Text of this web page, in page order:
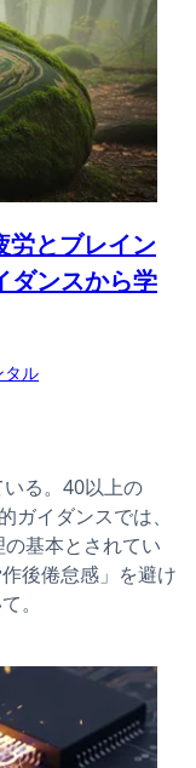
とブレイン
ダンスから学
タル
る。40以上の
イダンスでは、
基本とされてい
後倦怠感」を避け
。